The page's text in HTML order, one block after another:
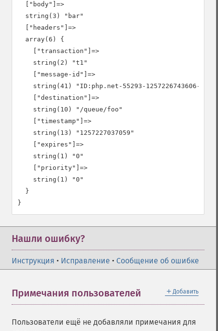
  ["body"]=>
  string(3) "bar"
  ["headers"]=>
  array(6) {
    ["transaction"]=>
    string(2) "t1"
    ["message-id"]=>
string(41) "ID:php.net-55293-1257226743606-
    ["destination"]=>
    string(10) "/queue/foo"
    ["timestamp"]=>
    string(13) "1257227037059"
    ["expires"]=>
    string(1) "0"
    ["priority"]=>
    string(1) "0"
  }
Нашли ошибку?
Инструкция • Исправление • Сообщение об ошибке
＋ Добавить
Примечания пользователей
Пользователи ещё не добавляли примечания для